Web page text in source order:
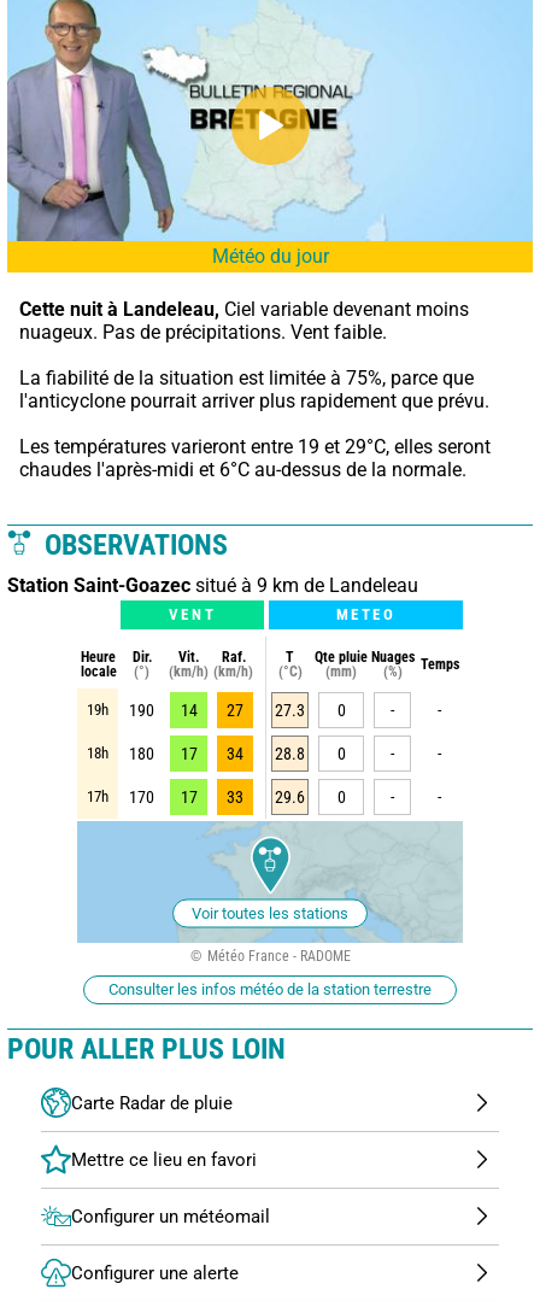
Météo du jour
Cette nuit à Landeleau, Ciel variable devenant moins
nuageux. Pas de précipitations. Vent faible.
La fiabilité de la situation est limitée à 75%, parce que
l'anticyclone pourrait arriver plus rapidement que prévu.
Les températures varieront entre 19 et 29°C, elles seront
chaudes l'après-midi et 6°C au-dessus de la normale.
OBSERVATIONS
Station Saint-Goazec situé à 9 km de Landeleau
VENT METEO
Heure
locale
Dir.
(°)
Vit.
(km/h)
Raf.
(km/h)
T
(°C)
Qte pluie
(mm)
Nuages
(%)
Temps
19h 190 14 27 27.3 0 - -
18h 180 17 34 28.8 0 - -
17h 170 17 33 29.6 0 - -
Voir toutes les stations
Météo France - RADOME
Consulter les infos météo de la station terrestre
POUR ALLER PLUS LOIN
Carte Radar de pluie
Configurer un météomail
Configurer une alerte